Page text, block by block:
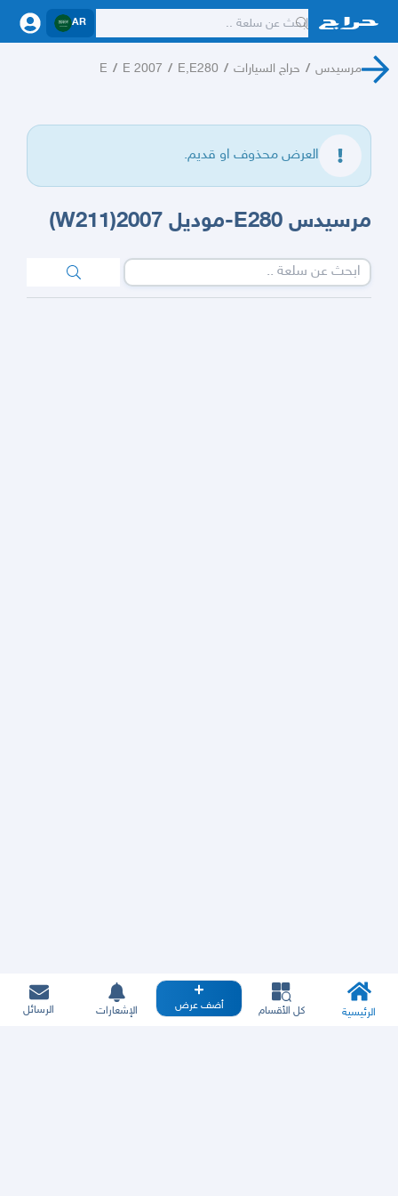
AR
مرسيدس / حراج السيارات /
E,E280
/
E 2007
/
E
العرض محذوف او قديم.
مرسيدس E280-موديل 2007(W211)
الرئيسية كل الأقسام أضف عرض الإشعارات الرسائل